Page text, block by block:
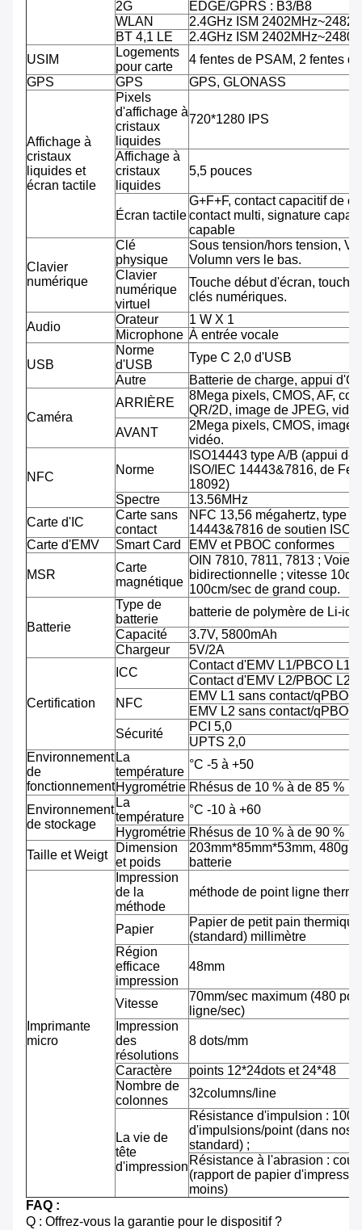
2G
EDGE/GPRS : B3/B8
WLAN
2.4GHz ISM
BT 4,1 LE
2.4GHz ISM
USIM
Logements
pour carte
4 fentes de PSAM, 2 fentes
GPS
GPS GPS, GLONASS
Affichage à
cristaux
liquides et
écran tactile
Pixels
d'affichage à
cristaux
liquides
720*1280 IPS
Affichage à
cristaux
liquides
5,5 pouces
Écran tactile
G+F+F, contact capacitif de
contact multi, signature
capable
Clavier
numérique
Clé
physique
Sous tension/hors tension,
Volumn vers le bas.
Clavier
numérique
virtuel
Touche début d'écran, touche
clés numériques.
Audio
Orateur
1 W X 1
Microphone À entrée vocale
USB
Norme
d'USB
Type C 2,0 d'USB
Autre
Batterie de charge, appui
Caméra
ARRIÈRE
8Mega pixels, CMOS, AF,
QR/2D, image de JPEG,
AVANT
2Mega pixels, CMOS, image
vidéo.
NFC
Norme
ISO14443 type A/B (appui de
ISO/IEC 14443&7816, de
18092)
Spectre
13.56MHz
Carte d'IC
Carte sans
contact
NFC 13,56 mégahertz, type
14443&7816 de soutien ISO/
Carte d'EMV
Smart Card EMV et PBOC conformes
MSR
Carte
magnétique
OIN 7810, 7811, 7813 ; Voie
bidirectionnelle ; vitesse
100cm/sec de grand coup.
Batterie
Type de
batterie
batterie de polymère de Li-ion
Capacité
3.7V, 5800mAh
Chargeur
5V/2A
Certification
ICC
Contact d'EMV L1/PBCO L1
Contact d'EMV L2/PBOC L2
NFC
EMV L1 sans contact/qPBOC
EMV L2 sans contact/qPBOC
Sécurité
PCI 5,0
UPTS 2,0
Environnement
de
fonctionnement
La
température
°C -5 à +50
Hygrométrie Rhésus de 10 % à de 85 %
Environnement
de stockage
La
température
°C -10 à +60
Hygrométrie Rhésus de 10 % à de 90 %
Taille et Weigt
Dimension
et poids
203mm*85mm*53mm, 480g
batterie
Imprimante
micro
Impression
de la
méthode
méthode de point ligne
Papier
Papier de petit pain
(standard) millimètre
Région
efficace
impression
48mm
Vitesse
70mm/sec maximum (480
ligne/sec)
Impression
des
résolutions
8 dots/mm
Caractère
points 12*24dots et 24*48
Nombre de
colonnes
32columns/line
La vie de
tête
d'impression
Résistance d'impulsion : 100
d'impulsions/point (dans nos
standard) ;
Résistance à l'abrasion :
(rapport de papier
moins)
FAQ :
Q : Offrez-vous la garantie pour le dispositif ?